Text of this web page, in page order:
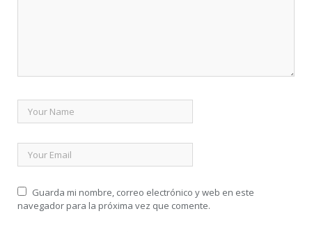
Guarda mi nombre, correo electrónico y web en este
navegador para la próxima vez que comente.